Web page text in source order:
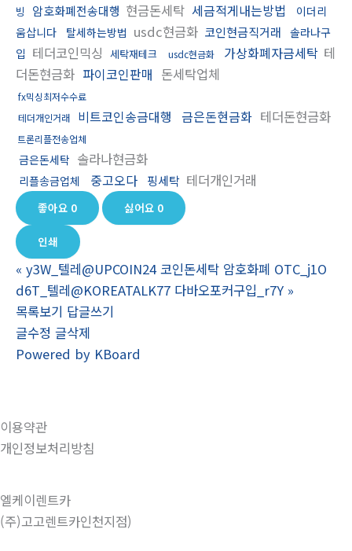
빙
암호화폐전송대행 현금돈세탁 세금적게내는방법
이더리
움삽니다
탈세하는방법 usdc현금화 코인현금직거래 솔라나구
입 테더코인믹싱 세탁재테크 usdc현금화 가상화폐자금세탁 테
더돈현금화 파이코인판매 돈세탁업체
fx믹싱최저수수료
테더개인거래
비트코인송금대행 금은돈현금화 테더돈현금화
트론리플전송업체
금은돈세탁 솔라나현금화
리플송금업체 중고오다 핑세탁 테더개인거래
좋아요 0 싫어요 0
인쇄
« y3W_텔레@UPCOIN24 코인돈세탁 암호화폐 OTC_j1O
d6T_텔레@KOREATALK77 다바오포커구입_r7Y »
목록보기 답글쓰기
글수정 글삭제
Powered by KBoard
이용약관
개인정보처리방침
엘케이렌트카
(주)고고렌트카인천지점)